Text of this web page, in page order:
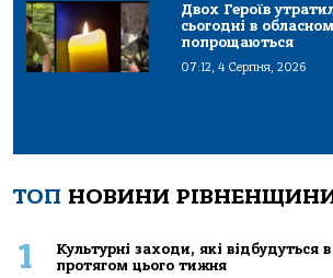
Двох Героїв
сьогодні в
попрощаються
07:12, 4 Серпня, 2026
ТОП НОВИНИ
1
Культурні заходи, які відбудуться
протягом цього тижня